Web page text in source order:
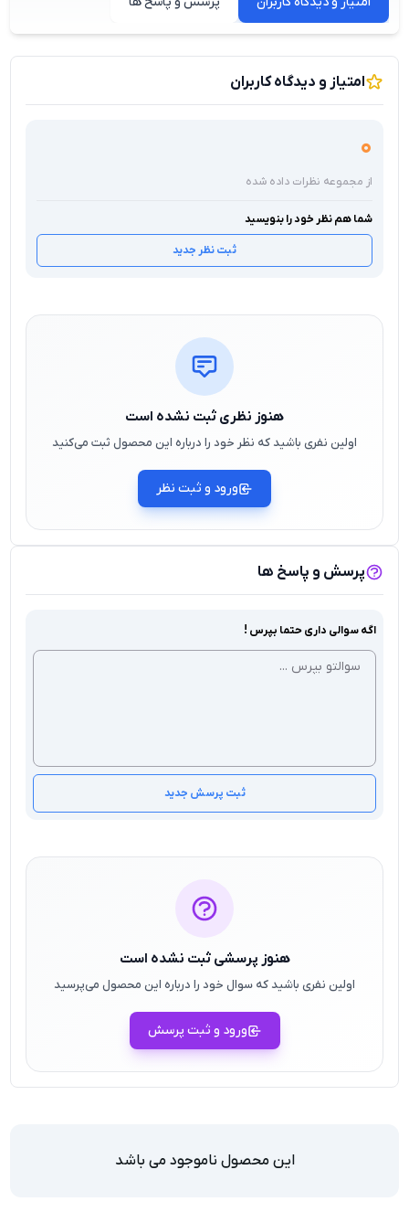
امتیاز و دیدگاه کاربران
0
از مجموعه نظرات داده شده
شما هم نظر خود را بنویسید
ثبت نظر جدید
هنوز نظری ثبت نشده است
اولین نفری باشید که نظر خود را درباره این محصول ثبت می‌کنید
ورود و ثبت نظر
پرسش و پاسخ ها
اگه سوالی داری حتما بپرس !
ثبت پرسش جدید
هنوز پرسشی ثبت نشده است
اولین نفری باشید که سوال خود را درباره این محصول می‌پرسید
ورود و ثبت پرسش
این محصول ناموجود می باشد